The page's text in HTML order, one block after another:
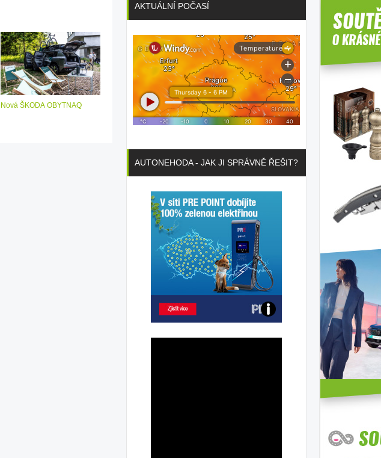
Nová ŠKODA OBYTNAQ
AKTUÁLNÍ POČASÍ
AUTONEHODA - JAK JI SPRÁVNĚ ŘEŠIT?
Poznejte